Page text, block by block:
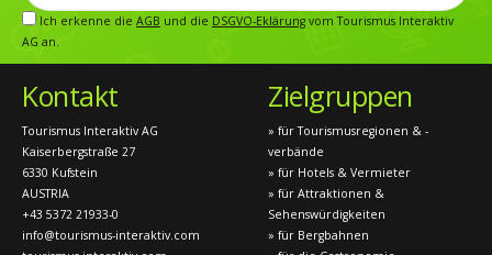
Ich erkenne die AGB und die DSGVO-Eklärung vom Tourismus Interaktiv
AG an.
Kontakt
Tourismus Interaktiv AG
Kaiserbergstraße 27
6330 Kufstein
AUSTRIA
+43 5372 21933-0
info@tourismus-interaktiv.com
Zielgruppen
» für Tourismusregionen & -
verbände
» für Hotels & Vermieter
» für Attraktionen &
Sehenswürdigkeiten
» für Bergbahnen